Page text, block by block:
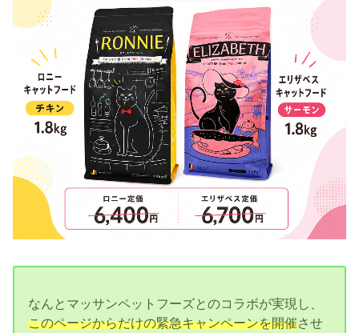
なんとマッサンペットフーズとのコラボが実現し、
このページからだけの緊急キャンペーンを開催させ